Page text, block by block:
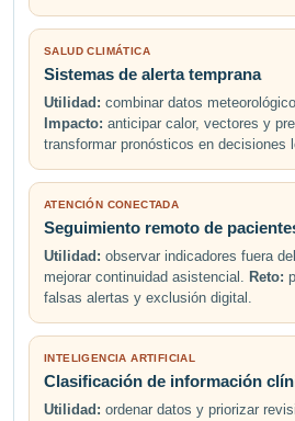
SALUD CLIMÁTICA
Sistemas de alerta temprana
Utilidad: combinar datos
Impacto: anticipar calor, vectores y
transformar pronósticos en decisiones
ATENCIÓN CONECTADA
Seguimiento remoto de
Utilidad: observar indicadores fuera
mejorar continuidad asistencial. Reto:
falsas alertas y exclusión digital.
INTELIGENCIA ARTIFICIAL
Clasificación de información
Utilidad: ordenar datos y priorizar